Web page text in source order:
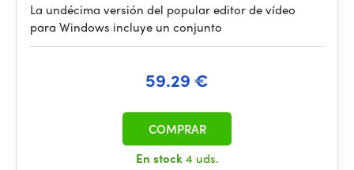
La undécima versión del popular editor de vídeo
para Windows incluye un conjunto
59.29 €
En stock4 uds.
COMPRAR